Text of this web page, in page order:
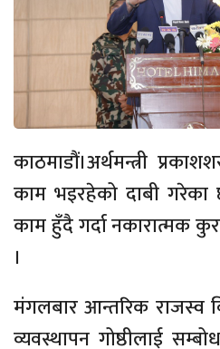
काठमाडौं।अर्थमन्त्री
काम भइरहेको दाबी गरेका
काम हुँदै गर्दा नकारात्मक
।
मंगलबार आन्तरिक राजस्व
व्यवस्थापन गोष्ठीलाई